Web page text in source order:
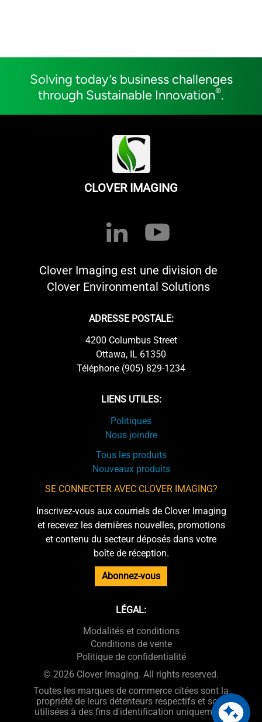
Solving today’s business challenges
through Sustainable Innovation®.
CLOVER IMAGING
Clover Imaging est une division de
Clover Environmental Solutions
ADRESSE POSTALE:
4200 Columbus Street
Ottawa, IL 61350
Téléphone (905) 829-1234
LIENS UTILES:
Politiques
Nous joindre
Tous les produits
Nouveaux produits
SE CONNECTER AVEC CLOVER IMAGING?
Inscrivez-vous aux courriels de Clover Imaging
et recevez les dernières nouvelles, promotions
et contenu du secteur déposés dans votre
boîte de réception.
Abonnez-vous
LÉGAL:
Modalités et conditions
Conditions de vente
Politique de confidentialité
© 2026 Clover Imaging. All rights reserved.
Toutes les marques de commerce citées sont la
propriété de leurs détenteurs respectifs et sont
utilisées à des fins d'identification uniquement.